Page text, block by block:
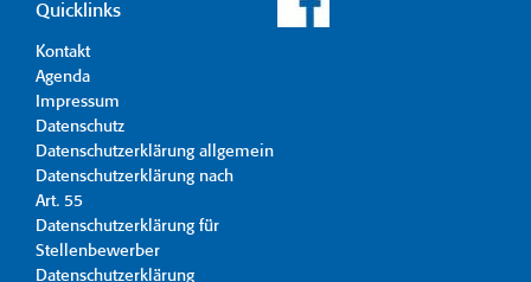
Quicklinks
Kontakt
Agenda
Impressum
Datenschutz
Datenschutzerklärung allgemein
Datenschutzerklärung nach
Art. 55
Datenschutzerklärung für
Stellenbewerber
Datenschutzerklärung